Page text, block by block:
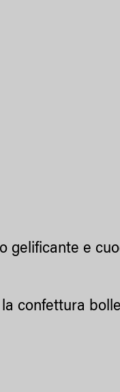
gelificante e
confettura